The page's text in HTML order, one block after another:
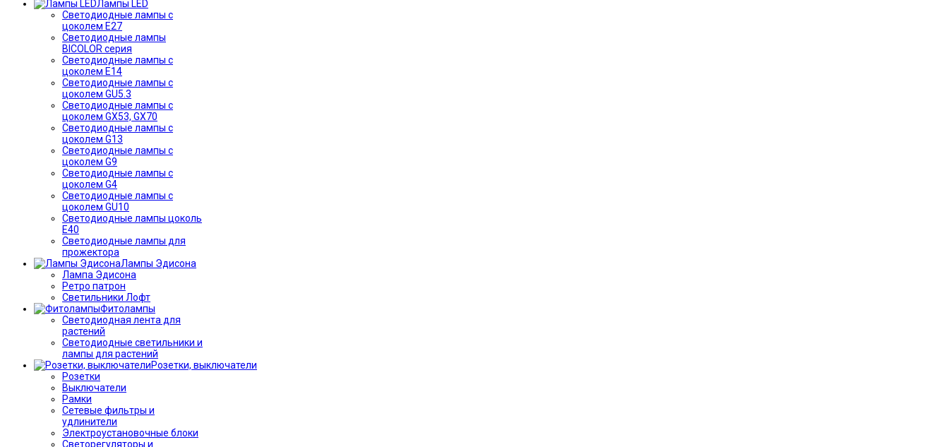
Лампы LED
Светодиодные лампы с
цоколем E27
Светодиодные лампы
BICOLOR серия
Светодиодные лампы с
цоколем E14
Светодиодные лампы с
цоколем GU5.3
Светодиодные лампы с
цоколем GX53, GX70
Светодиодные лампы с
цоколем G13
Светодиодные лампы с
цоколем G9
Светодиодные лампы с
цоколем G4
Светодиодные лампы с
цоколем GU10
Светодиодные лампы цоколь
Е40
Светодиодные лампы для
прожектора
Лампы Эдисона
Лампа Эдисона
Ретро патрон
Светильники Лофт
Фитолампы
Светодиодная лента для
растений
Светодиодные светильники и
лампы для растений
Розетки, выключатели
Розетки
Выключатели
Рамки
Сетевые фильтры и
удлинители
Электроустановочные блоки
Светорегуляторы и